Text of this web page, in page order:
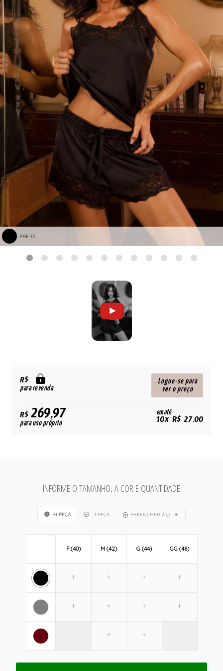
PRETO
R$
para revenda
Logue-se para
ver o preço
R$269,97
para uso próprio
em até
10x R$ 27,00
INFORME O TAMANHO, A COR E QUANTIDADE
+1 PEÇA -1 PEÇA PREENCHER A QTDE
P (40) M (42) G (44) GG (46)